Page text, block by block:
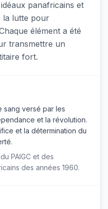
panafricains et
la lutte pour
élément a été
transmettre un
fort.
sang versé par les
et la révolution.
et la détermination du
PAIGC et des
des années 1960.